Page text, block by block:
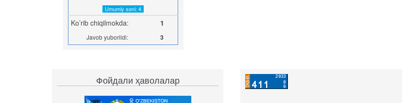
Umumiy soni: 4
Ko’rib chiqilmokda: 1
Javob yuborildi: 3
Фойдали ҳаволалар